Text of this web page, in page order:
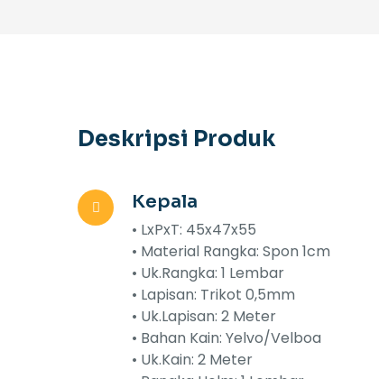
Deskripsi Produk
Kepala
• LxPxT: 45x47x55
• Material Rangka: Spon 1cm
• Uk.Rangka: 1 Lembar
• Lapisan: Trikot 0,5mm
• Uk.Lapisan: 2 Meter
• Bahan Kain: Yelvo/Velboa
• Uk.Kain: 2 Meter